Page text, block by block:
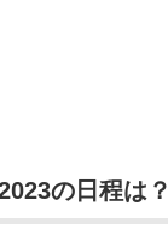
の日程は？